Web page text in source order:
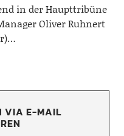
in der Haupttribüne
Oliver Ruhnert
VIA E-MAIL